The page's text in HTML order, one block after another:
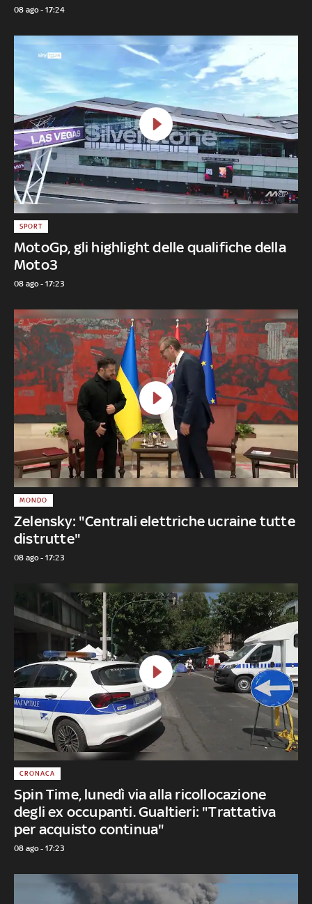
08 ago - 17:24
MotoGp, gli highlight delle qualifiche della
Moto3
SPORT
08 ago - 17:23
Zelensky: "Centrali elettriche ucraine tutte
distrutte"
MONDO
08 ago - 17:23
Spin Time, lunedì via alla ricollocazione
degli ex occupanti. Gualtieri: "Trattativa
per acquisto continua"
CRONACA
08 ago - 17:23